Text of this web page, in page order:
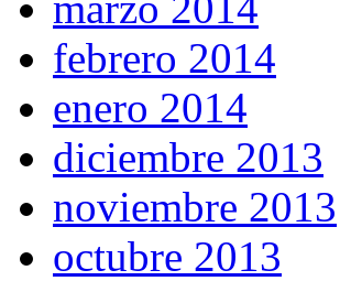
febrero 2014
enero 2014
diciembre 2013
noviembre 2013
octubre 2013